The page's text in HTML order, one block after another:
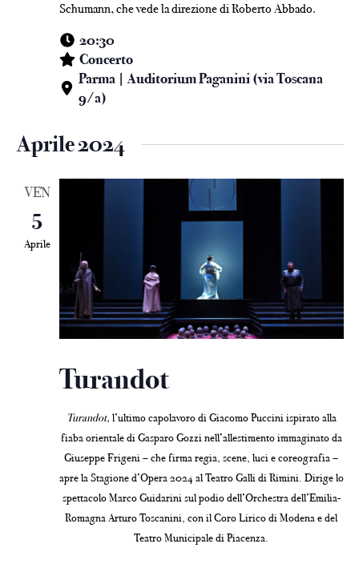
Schumann, che vede la direzione di Roberto Abbado.
20:30
Concerto
Parma | Auditorium Paganini (via Toscana
9/a)
Aprile 2024
VEN
5
Aprile
Turandot
Turandot, l’ultimo capolavoro di Giacomo Puccini ispirato alla
fiaba orientale di Gasparo Gozzi nell’allestimento immaginato da
Giuseppe Frigeni – che firma regia, scene, luci e coreografia –
apre la Stagione d’Opera 2024 al Teatro Galli di Rimini. Dirige lo
spettacolo Marco Guidarini sul podio dell’Orchestra dell’Emilia-
Romagna Arturo Toscanini, con il Coro Lirico di Modena e del
Teatro Municipale di Piacenza.